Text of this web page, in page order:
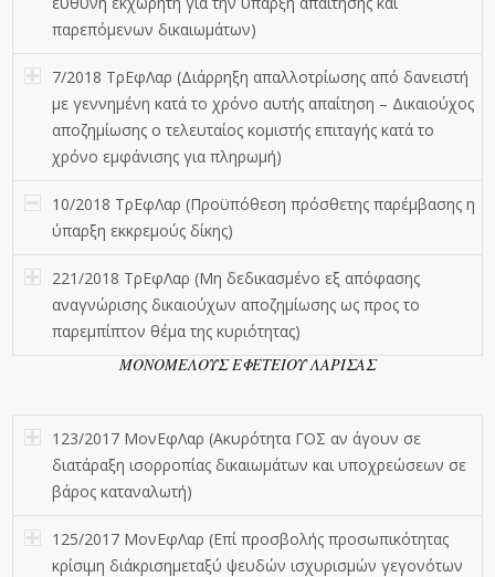
παρεπόμενων δικαιωμάτων)
7/2018 ΤρΕφΛαρ (Διάρρηξη απαλλοτρίωσης από δανειστή
με γεννημένη κατά το χρόνο αυτής απαίτηση – Δικαιούχος
αποζημίωσης ο τελευταίος κομιστής επιταγής κατά το
χρόνο εμφάνισης για πληρωμή)
10/2018 ΤρΕφΛαρ (Προϋπόθεση πρόσθετης παρέμβασης η
ύπαρξη εκκρεμούς δίκης)
221/2018 ΤρΕφΛαρ (Μη δεδικασμένο εξ απόφασης
αναγνώρισης δικαιούχων αποζημίωσης ως προς το
παρεμπίπτον θέμα της κυριότητας)
ΜΟΝΟΜΕΛΟΥΣ ΕΦΕΤΕΙΟΥ ΛΑΡΙΣΑΣ
123/2017 ΜονΕφΛαρ (Ακυρότητα ΓΟΣ αν άγουν σε
διατάραξη ισορροπίας δικαιωμάτων και υποχρεώσεων σε
βάρος καταναλωτή)
125/2017 ΜονΕφΛαρ (Επί προσβολής προσωπικότητας
κρίσιμη διάκρισημεταξύ ψευδών ισχυρισμών γεγονότων